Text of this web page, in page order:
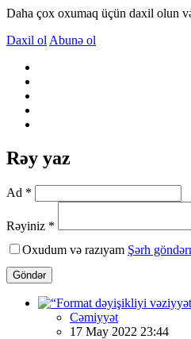
Daha çox oxumaq üçün daxil olun
Daxil ol Abunə ol
Rəy yaz
Ad *
Rəyiniz *
Oxudum və razıyam Şərh
Göndər
Cəmiyyət
17 May 2022 23:44